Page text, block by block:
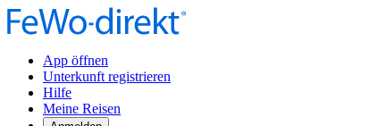
App öffnen
Unterkunft registrieren
Hilfe
Meine Reisen